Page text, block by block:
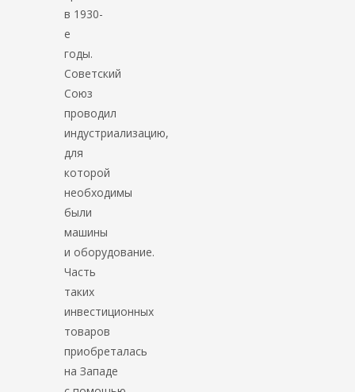
в 1930-
е
годы.
Советский
Союз
проводил
индустриализацию,
для
которой
необходимы
были
машины
и оборудование.
Часть
таких
инвестиционных
товаров
приобреталась
на Западе